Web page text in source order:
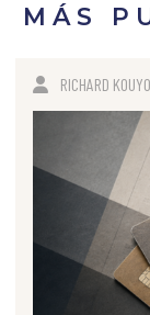
MÁS
RICHARD